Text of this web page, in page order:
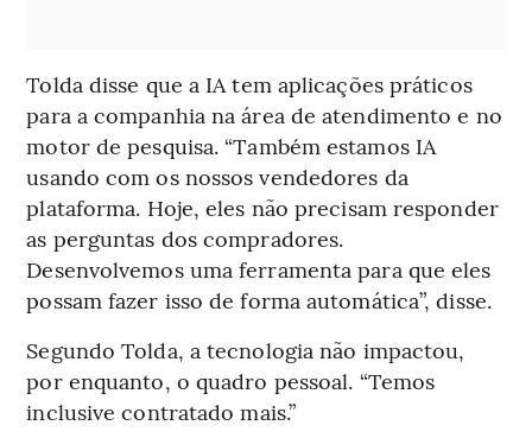
Tolda disse que a IA tem aplicações práticos
para a companhia na área de atendimento e no
motor de pesquisa. “Também estamos IA
usando com os nossos vendedores da
plataforma. Hoje, eles não precisam responder
as perguntas dos compradores.
Desenvolvemos uma ferramenta para que eles
possam fazer isso de forma automática”, disse.
Segundo Tolda, a tecnologia não impactou,
por enquanto, o quadro pessoal. “Temos
inclusive contratado mais.”